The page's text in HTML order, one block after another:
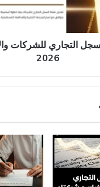
التجاري للشركات
2026